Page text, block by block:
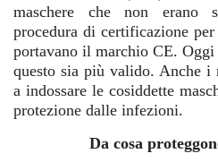
maschere che non erano
procedura di certificazione
portavano il marchio CE.
questo sia più valido. Anche
a indossare le cosiddette
protezione dalle infezioni.
Da cosa